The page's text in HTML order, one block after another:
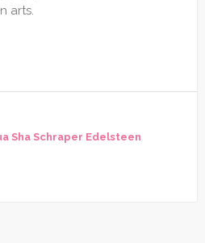
arts.
Sha Schraper Edelsteen